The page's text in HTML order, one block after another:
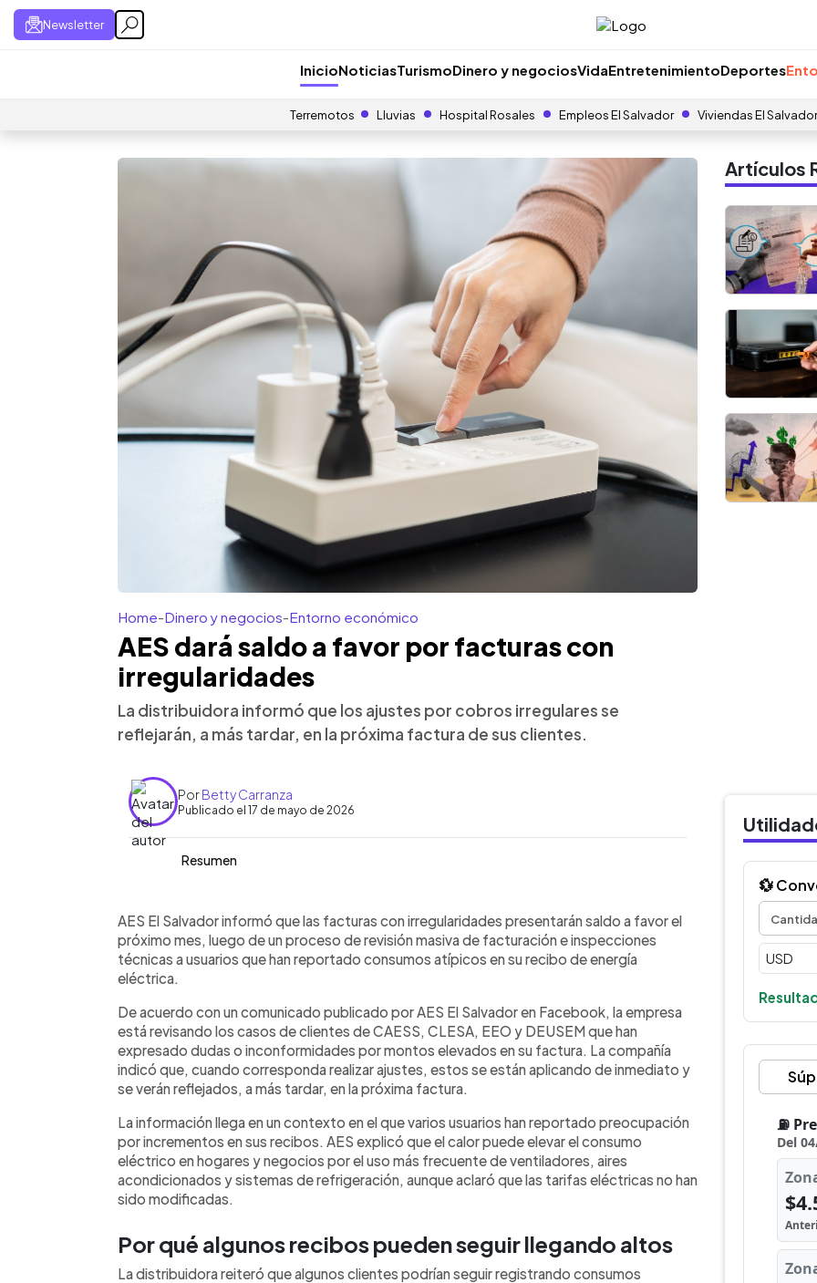
Newsletter
InicioNoticiasTurismoDinero y negociosVidaEntretenimientoDeportes
Terremotos Lluvias Hospital Rosales Empleos El Salvador Viviendas El Salvador
Home-Dinero y negocios-Entorno económico
AES dará saldo a favor por facturas con
irregularidades
La distribuidora informó que los ajustes por cobros irregulares se
reflejarán, a más tardar, en la próxima factura de sus clientes.
PorBetty Carranza
Publicado el 17 de mayo de 2026
Resumen
► Escuchar artículo
AES El Salvador informó que las facturas con irregularidades presentarán
saldo a favor el próximo mes, tras revisiones masivas de facturación e
inspecciones técnicas a usuarios con consumos atípicos. La empresa
indicó en Facebook que los ajustes correspondientes se aplican de
aclaró que algunos clientes podrían mantener consumos altos debido al
calor, por mayor uso de ventiladores, aires acondicionados o
electrodomésticos de refrigeración. AES pidió a quienes tengan dudas
compartir sus datos y número de cliente por sus canales oficiales de
atención.
AES El Salvador informó que las facturas con irregularidades presentarán saldo a favor el
próximo mes, luego de un proceso de revisión masiva de facturación e inspecciones
técnicas a usuarios que han reportado consumos atípicos en su recibo de energía
eléctrica.
De acuerdo con un comunicado publicado por AES El Salvador en Facebook, la empresa
está revisando los casos de clientes de CAESS, CLESA, EEO y DEUSEM que han
expresado dudas o inconformidades por montos elevados en su factura. La compañía
indicó que, cuando corresponda realizar ajustes, estos se están aplicando de inmediato y
se verán reflejados, a más tardar, en la próxima factura.
La información llega en un contexto en el que varios usuarios han reportado preocupación
por incrementos en sus recibos. AES explicó que el calor puede elevar el consumo
eléctrico en hogares y negocios por el uso más frecuente de ventiladores, aires
acondicionados y sistemas de refrigeración, aunque aclaró que las tarifas eléctricas no han
sido modificadas.
Por qué algunos recibos pueden seguir llegando altos
La distribuidora reiteró que algunos clientes podrían seguir registrando consumos
Artículos
💱